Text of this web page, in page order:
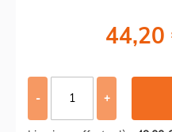
44,20
- +